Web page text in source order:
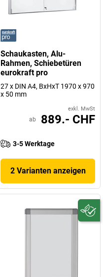
Schaukasten, Alu-
Rahmen, Schiebetüren
eurokraft pro
27 x DIN A4, BxHxT 1970 x 970
x 50 mm
exkl. MwSt
ab 889.- CHF
3-5 Werktage
2 Varianten anzeigen